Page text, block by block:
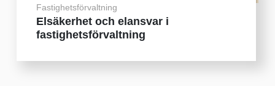
Fastighetsförvaltning
Elsäkerhet och elansvar i
fastighetsförvaltning